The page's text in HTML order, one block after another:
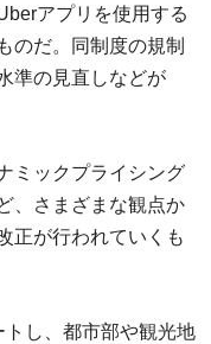
アプリを使用する
のだ。同制度の規制
準の見直しなどが
ミックプライシング
、さまざまな観点か
正が行われていくも
し、都市部や観光地